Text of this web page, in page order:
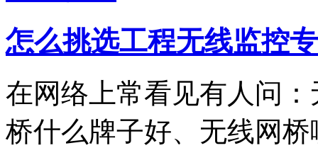
怎么挑选工程无线监控
在网络上常看见有人问
桥什么牌子好、无线网